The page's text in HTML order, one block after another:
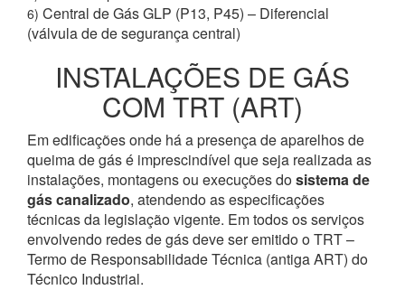
6) Central de Gás GLP (P13, P45) – Diferencial
(válvula de de segurança central)
INSTALAÇÕES DE GÁS
COM TRT (ART)
Em edificações onde há a presença de aparelhos de
queima de gás é imprescindível que seja realizada as
instalações, montagens ou execuções dosistema de
gás canalizado, atendendo as especificações
técnicas da legislação vigente. Em todos os serviços
envolvendo redes de gás deve ser emitido o TRT –
Termo de Responsabilidade Técnica (antiga ART) do
Técnico Industrial.